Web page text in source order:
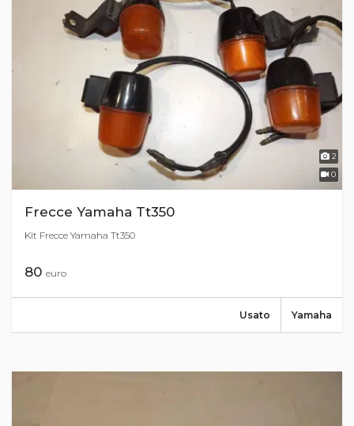
2
0
Frecce Yamaha Tt350
Kit Frecce Yamaha Tt350
80 euro
Yamaha
Usato